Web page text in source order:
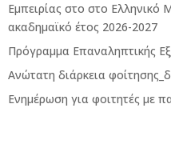
Εμπειρίας στο στο Ελληνικό
ακαδημαϊκό έτος 2026-2027
Πρόγραμμα Επαναληπτικής
Ανώτατη διάρκεια
Ενημέρωση για φοιτητές με